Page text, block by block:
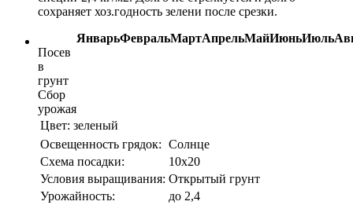
сохраняет хоз.годность зелени после срезки.
ЯнварьФевральМартАпрельМайИюньИюль
Посев
в
грунт
Сбор
урожая
Цвет: зеленый
Освещенность грядок: Солнце
Схема посадки:
10х20
Условия выращивания: Открытый грунт
Урожайность:
до 2,4